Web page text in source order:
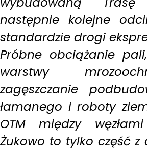
następnie kolejne
standardzie drogi
Próbne obciążanie
warstwy
zagęszczanie
łamanego i roboty
OTM między
Żukowo to tylko część